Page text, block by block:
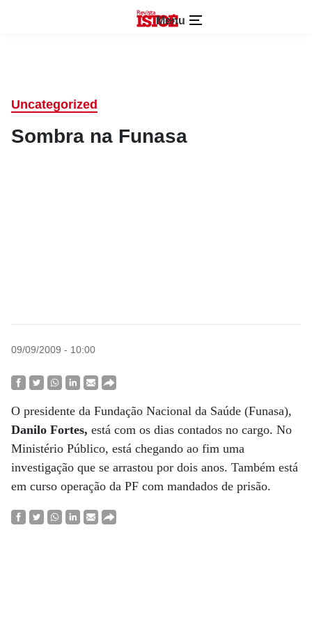
Menu
Uncategorized
Sombra na Funasa
09/09/2009 - 10:00
O presidente da Fundação Nacional da Saúde (Funasa),
Danilo Fortes, está com os dias contados no cargo. No
Ministério Público, está chegando ao fim uma
investigação que se arrastou por dois anos. Também está
em curso operação da PF com mandados de prisão.